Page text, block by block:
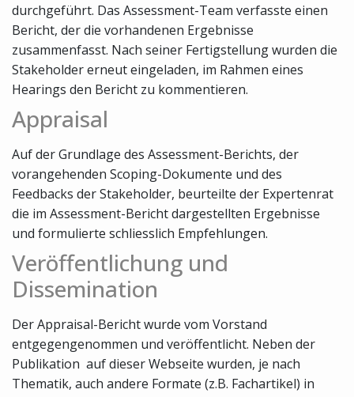
durchgeführt. Das Assessment-Team verfasste einen
Bericht, der die vorhandenen Ergebnisse
zusammenfasst. Nach seiner Fertigstellung wurden die
Stakeholder erneut eingeladen, im Rahmen eines
Hearings den Bericht zu kommentieren.
Appraisal
Auf der Grundlage des Assessment-Berichts, der
vorangehenden Scoping-Dokumente und des
Feedbacks der Stakeholder, beurteilte der Expertenrat
die im Assessment-Bericht dargestellten Ergebnisse
und formulierte schliesslich Empfehlungen.
Veröffentlichung und
Dissemination
Der Appraisal-Bericht wurde vom Vorstand
entgegengenommen und veröffentlicht. Neben der
Publikation auf dieser Webseite wurden, je nach
Thematik, auch andere Formate (z.B. Fachartikel) in